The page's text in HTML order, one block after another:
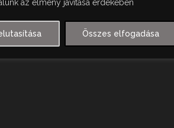
az élmény javítása érdekében
Összes elfogadása